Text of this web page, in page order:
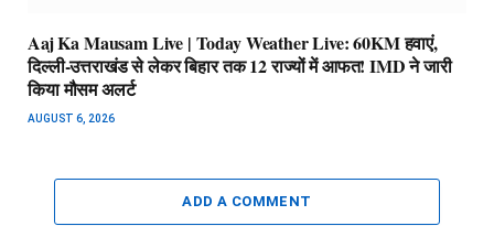
Aaj Ka Mausam Live | Today Weather Live: 60KM हवाएं,
दिल्ली-उत्तराखंड से लेकर बिहार तक 12 राज्यों में आफत! IMD ने जारी
किया मौसम अलर्ट
AUGUST 6, 2026
ADD A COMMENT